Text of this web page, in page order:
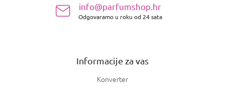
info@parfumshop.hr
Odgovaramo u roku od 24 sata
Informacije za vas
Konverter